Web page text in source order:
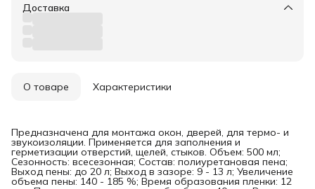
Доставка
О товаре Характеристики
Предназначена для монтажа окон, дверей, для термо- и
звукоизоляции. Применяется для заполнения и
герметизации отверстий, щелей, стыков. Объем: 500 мл;
Сезонность: всесезонная; Состав: полиуретановая пена;
Выход пены: до 20 л; Выход в зазоре: 9 - 13 л; Увеличение
объема пены: 140 - 185 %; Время образования пленки: 12